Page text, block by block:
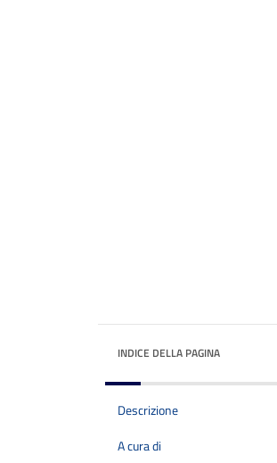
INDICE DELLA PAGINA
Descrizione
A cura di